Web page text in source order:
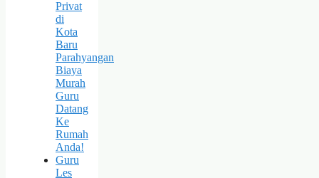
Privat
di
Kota
Baru
Parahyangan
Biaya
Murah
Guru
Datang
Ke
Rumah
Anda!
Guru
Les